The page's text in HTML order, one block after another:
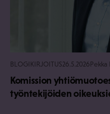
BLOGIKIRJOITUS26.5.2026Pekka
Komission
työntekijöiden